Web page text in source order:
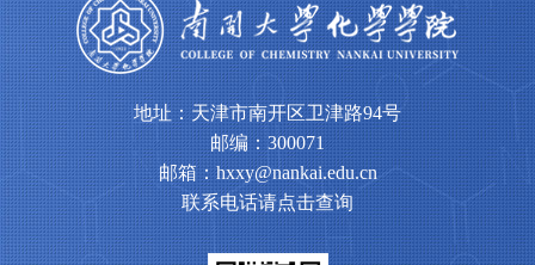
地址：天津市南开区卫津路94号
邮编：300071
邮箱：hxxy@nankai.edu.cn
联系电话请点击查询